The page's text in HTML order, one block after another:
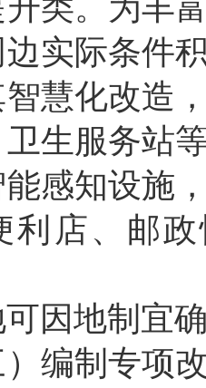
类。 为丰
实际条件
慧化改造
生服务站
能感知设施
利店、邮
地制宜确
）编制专项